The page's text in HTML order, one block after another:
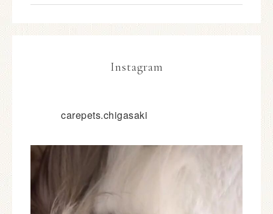
Instagram
carepets.chigasaki